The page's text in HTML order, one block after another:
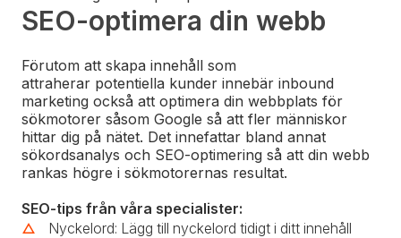
SEO-optimera din webb
Förutom att skapa innehåll som
attraherar potentiella kunder innebär inbound
marketing också att optimera din webbplats för
sökmotorer såsom Google så att fler människor
hittar dig på nätet. Det innefattar bland annat
sökordsanalys och SEO-optimering så att din webb
rankas högre i sökmotorernas resultat.
SEO-tips från våra specialister:
Nyckelord: Lägg till nyckelord tidigt i ditt innehåll